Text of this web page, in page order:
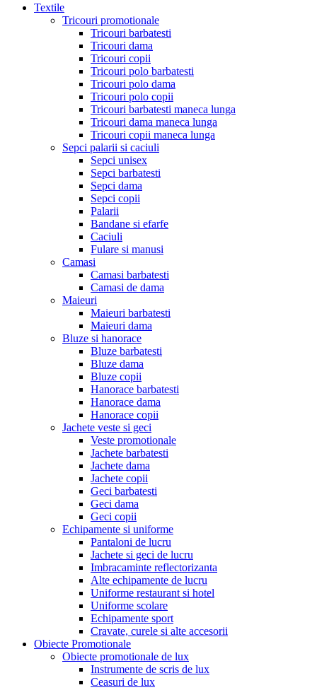
Textile
Tricouri promotionale
Tricouri barbatesti
Tricouri dama
Tricouri copii
Tricouri polo barbatesti
Tricouri polo dama
Tricouri polo copii
Tricouri barbatesti maneca lunga
Tricouri dama maneca lunga
Tricouri copii maneca lunga
Sepci palarii si caciuli
Sepci unisex
Sepci barbatesti
Sepci dama
Sepci copii
Palarii
Bandane si efarfe
Caciuli
Fulare si manusi
Camasi
Camasi barbatesti
Camasi de dama
Maieuri
Maieuri barbatesti
Maieuri dama
Bluze si hanorace
Bluze barbatesti
Bluze dama
Bluze copii
Hanorace barbatesti
Hanorace dama
Hanorace copii
Jachete veste si geci
Veste promotionale
Jachete barbatesti
Jachete dama
Jachete copii
Geci barbatesti
Geci dama
Geci copii
Echipamente si uniforme
Pantaloni de lucru
Jachete si geci de lucru
Imbracaminte reflectorizanta
Alte echipamente de lucru
Uniforme restaurant si hotel
Uniforme scolare
Echipamente sport
Cravate, curele si alte accesorii
Obiecte Promotionale
Obiecte promotionale de lux
Instrumente de scris de lux
Ceasuri de lux